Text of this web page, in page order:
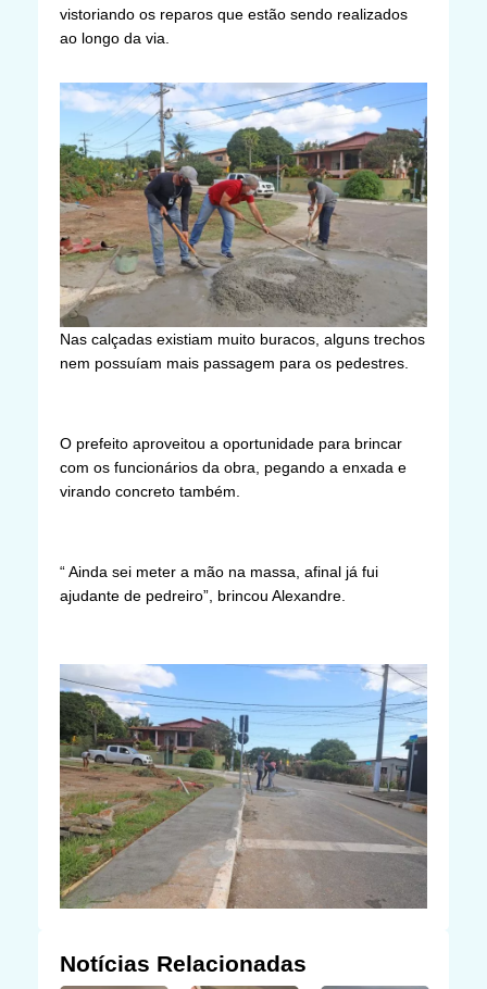
vistoriando os reparos que estão sendo realizados
ao longo da via.
Nas calçadas existiam muito buracos, alguns trechos
nem possuíam mais passagem para os pedestres.
O prefeito aproveitou a oportunidade para brincar
com os funcionários da obra, pegando a enxada e
virando concreto também.
“ Ainda sei meter a mão na massa, afinal já fui
ajudante de pedreiro”, brincou Alexandre.
Notícias Relacionadas